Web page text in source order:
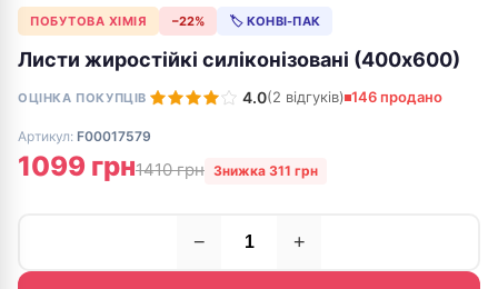
ПОБУТОВА ХІМІЯ −22% 🏷 КОНВІ-ПАК
Листи жиростійкі силіконізовані (400х600)
ОЦІНКА ПОКУПЦІВ 4.0(2 відгуків) 146 продано
Артикул: F00017579
1099 грн1410 грн Знижка 311 грн
− +